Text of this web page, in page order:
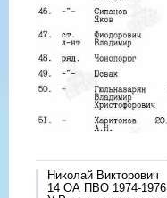
Николай Викторович
14 ОА ПВО 1974-1976